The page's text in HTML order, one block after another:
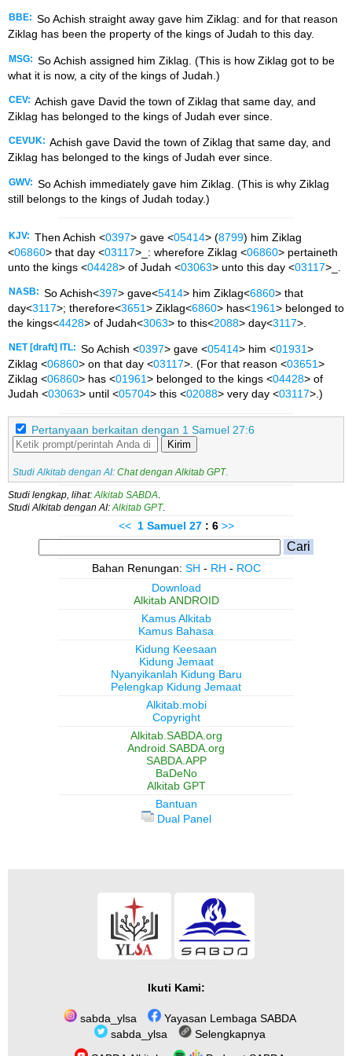
BBE: So Achish straight away gave him Ziklag: and for that reason
Ziklag has been the property of the kings of Judah to this day.
MSG: So Achish assigned him Ziklag. (This is how Ziklag got to be
what it is now, a city of the kings of Judah.)
CEV: Achish gave David the town of Ziklag that same day, and
Ziklag has belonged to the kings of Judah ever since.
CEVUK: Achish gave David the town of Ziklag that same day, and
Ziklag has belonged to the kings of Judah ever since.
GWV: So Achish immediately gave him Ziklag. (This is why Ziklag
still belongs to the kings of Judah today.)
KJV: Then Achish <0397> gave <05414> (8799) him Ziklag
<06860> that day <03117>_: wherefore Ziklag <06860> pertaineth
unto the kings <04428> of Judah <03063> unto this day <03117>_.
NASB: So Achish<397> gave<5414> him Ziklag<6860> that
day<3117>; therefore<3651> Ziklag<6860> has<1961> belonged to
the kings<4428> of Judah<3063> to this<2088> day<3117>.
NET [draft] ITL: So Achish <0397> gave <05414> him <01931>
Ziklag <06860> on that day <03117>. (For that reason <03651>
Ziklag <06860> has <01961> belonged to the kings <04428> of
Judah <03063> until <05704> this <02088> very day <03117>.)
Pertanyaan berkaitan dengan 1 Samuel 27:6
Kirim
Studi Alkitab dengan AI: Chat dengan Alkitab GPT.
Studi lengkap, lihat: Alkitab SABDA
Studi Alkitab dengan AI: Alkitab GPT.
<< 1 Samuel 27 : 6 >>
Bahan Renungan: SH - RH - ROC
Download
Alkitab ANDROID
Kamus Alkitab
Kamus Bahasa
Kidung Keesaan
Kidung Jemaat
Nyanyikanlah Kidung Baru
Pelengkap Kidung Jemaat
Alkitab.mobi
Copyright
Alkitab.SABDA.org
Android.SABDA.org
SABDA.APP
BaDeNo
Alkitab GPT
Bantuan
Dual Panel
Ikuti Kami:
sabda_ylsa
Yayasan Lembaga SABDA
sabda_ylsa
Selengkapnya